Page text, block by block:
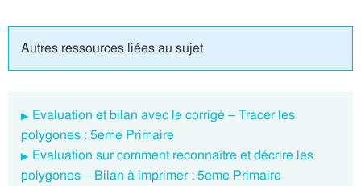
Autres ressources liées au sujet
Evaluation et bilan avec le corrigé – Tracer les
polygones : 5eme Primaire
Evaluation sur comment reconnaître et décrire les
polygones – Bilan à imprimer : 5eme Primaire